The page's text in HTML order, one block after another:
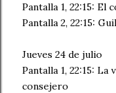
Pantalla 1, 22:15: El
Pantalla 2, 22:15:
Jueves 24 de julio
Pantalla 1, 22:15:
consejero